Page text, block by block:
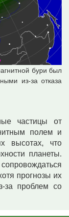
бури был
из-за отказа
частицы от
полем и
высотах, что
планеты.
прогнозы их
за проблем со